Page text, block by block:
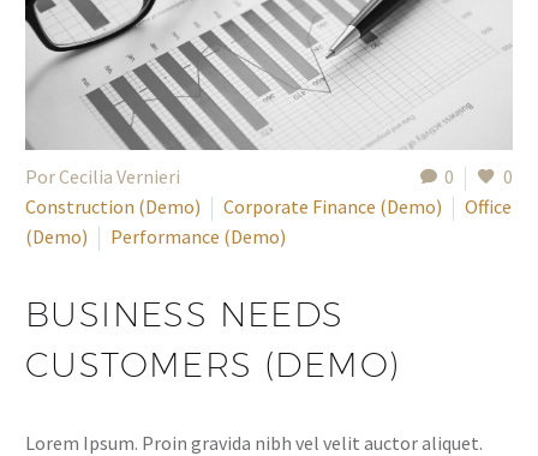
0 0
Por Cecilia Vernieri
Construction (Demo)
Corporate Finance (Demo)
Office
(Demo)
Performance (Demo)
BUSINESS NEEDS
CUSTOMERS (DEMO)
Lorem Ipsum. Proin gravida nibh vel velit auctor aliquet.